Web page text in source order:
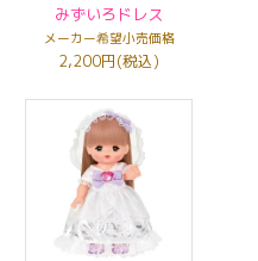
みずいろドレス
メーカー希望小売価格
2,200円(税込)